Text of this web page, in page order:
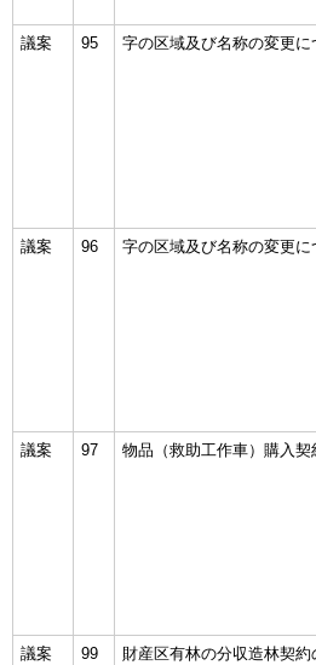
議案
95 字の区域及び名称の変更に
議案
96 字の区域及び名称の変更に
議案
97 物品（救助工作車）購入契
議案
99 財産区有林の分収造林契約